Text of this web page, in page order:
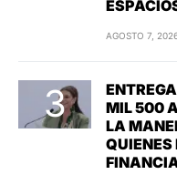
AGOSTO 7,
MIL 500
LA
QUIENES